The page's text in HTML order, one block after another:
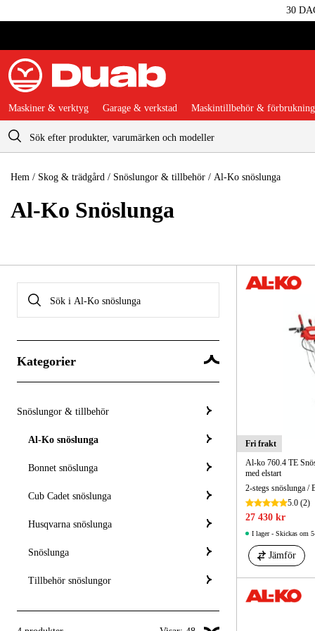
30
Maskiner & verktyg Garage & verkstad Maskintillbehör & förbrukning
Hem / Skog & trädgård / Snöslungor & tillbehör / Al-Ko snöslunga
Al-Ko Snö­slunga
Kategorier
Snöslungor & tillbehör
Al-Ko snöslunga
Bonnet snöslunga
Cub Cadet snöslunga
Husqvarna snöslunga
Snöslunga
Tillbehör snöslungor
Fri frakt
Al-ko 760.4 TE
med elstart
2-stegs snöslunga /
5.0(2)
27 430 kr
I lager - Skickas om
Jämför